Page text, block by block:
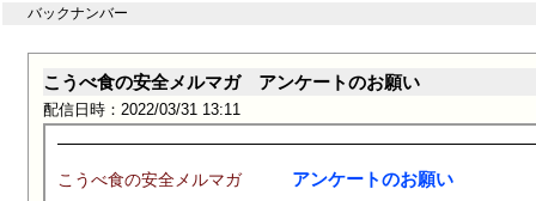
バックナンバー
こうべ食の安全メルマガ アンケートのお願い
配信日時：2022/03/31 13:11